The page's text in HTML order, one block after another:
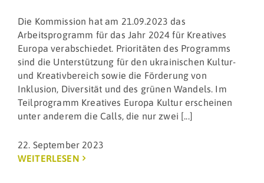
Die Kommission hat am 21.09.2023 das
Arbeitsprogramm für das Jahr 2024 für Kreatives
Europa verabschiedet. Prioritäten des Programms
sind die Unterstützung für den ukrainischen Kultur-
und Kreativbereich sowie die Förderung von
Inklusion, Diversität und des grünen Wandels. Im
Teilprogramm Kreatives Europa Kultur erscheinen
unter anderem die Calls, die nur zwei [...]
22. September 2023
WEITERLESEN